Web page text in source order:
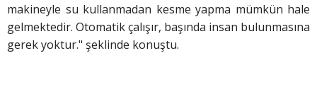
makineyle su kullanmadan kesme yapma mümkün hale
gelmektedir. Otomatik çalışır, başında insan bulunmasına
gerek yoktur." şeklinde konuştu.